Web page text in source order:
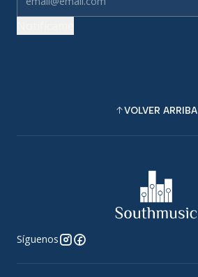
VOLVER ARRIBA
Síguenos